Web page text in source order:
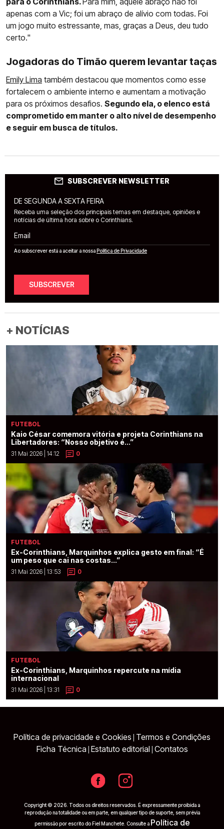
apenas com a Vic; foi um abraço de alívio com todas. Foi
um jogo muito estressante, mas, graças a Deus, deu tudo
certo."
Jogadoras do Timão querem levantar taças
Emily Lima também destacou que momentos como esse
fortalecem o ambiente interno e aumentam a motivação
para os próximos desafios. Segundo ela, o elenco está
comprometido em manter o alto nível de desempenho
e seguir em busca de títulos.
SUBSCREVER NEWSLETTER
DE SEGUNDA A SEXTA FEIRA
Receba uma seleção dos principais temas em destaque, opiniões e
notícias de última hora sobre o Corinthians.
Email
Ao subscrever está a aceitar a nossaPolítica de Privacidade
SUBSCREVER
+ NOTÍCIAS
FUTEBOL
Kaio César comemora vitória e projeta Corinthians na
Libertadores: “Nosso objetivo é...”
31 Mai 2026 | 14:12 0
FUTEBOL
Ex-Corinthians, Marquinhos explica gesto em final: “É
um peso que cai nas costas...”
31 Mai 2026 | 13:53 0
FUTEBOL
Ex-Corinthians, Marquinhos repercute na mídia
internacional
31 Mai 2026 | 13:31 0
Política de privacidade e Cookies Termos e Condições
Ficha Técnica Estatuto editorial Contatos
Copyright © 2026. Todos os direitos reservados. É expressamente proibida a
reprodução na totalidade ou em parte, em qualquer tipo de suporte, sem prévia
permissão por escrito do Fiel Manchete. Consulte a Política de